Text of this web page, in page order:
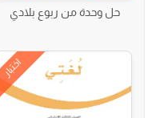
حل وحدة من ربوع بلادي
اختبار